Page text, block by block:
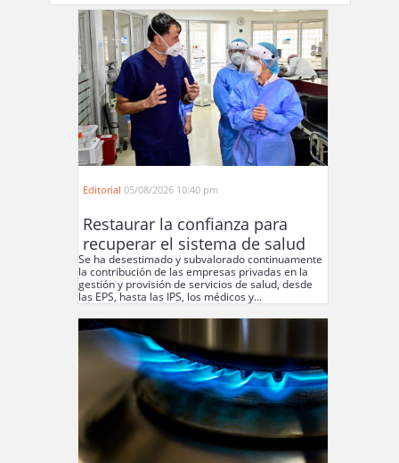
Editorial 05/08/2026 10:40 pm
Restaurar la confianza para
recuperar el sistema de salud
Se ha desestimado y subvalorado continuamente
la contribución de las empresas privadas en la
gestión y provisión de servicios de salud, desde
las EPS, hasta las IPS, los médicos y...